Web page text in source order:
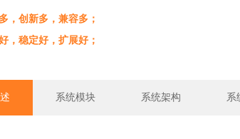
，创新多，兼容多；
，稳定好，扩展好；
系统模块 系统架构 系